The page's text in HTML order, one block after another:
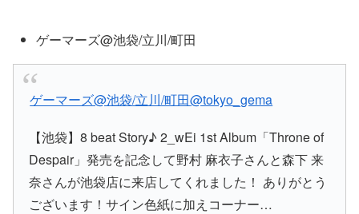
ゲーマーズ@池袋/立川/町田
ゲーマーズ@池袋/立川/町田@tokyo_gema
【池袋】8 beat Story♪ 2_wEi 1st Album「Throne of
Despair」発売を記念して野村 麻衣子さんと森下 来
奈さんが池袋店に来店してくれました！ ありがとう
ございます！サイン色紙に加えコーナー…